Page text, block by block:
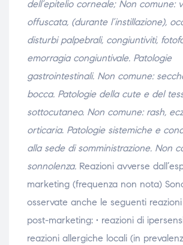
dell’epitelio corneale; Non comune:
offuscata, (durante l’instillazione),
disturbi palpebrali, congiuntiviti,
emorragia congiuntivale. Patologie
gastrointestinali. Non comune:
bocca. Patologie della cute e del
sottocutaneo. Non comune: rash,
orticaria. Patologie sistemiche e
alla sede di somministrazione. Non
sonnolenza. Reazioni avverse
marketing (frequenza non nota)
osservate anche le seguenti
post-marketing: • reazioni di
reazioni allergiche locali (in